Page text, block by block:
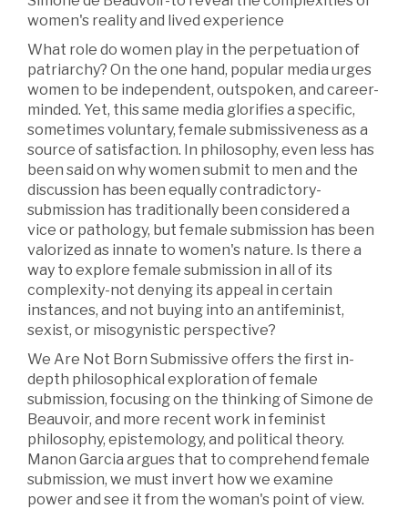
women's reality and lived experience
What role do women play in the perpetuation of
patriarchy? On the one hand, popular media urges
women to be independent, outspoken, and career-
minded. Yet, this same media glorifies a specific,
sometimes voluntary, female submissiveness as a
source of satisfaction. In philosophy, even less has
been said on why women submit to men and the
discussion has been equally contradictory-
submission has traditionally been considered a
vice or pathology, but female submission has been
valorized as innate to women's nature. Is there a
way to explore female submission in all of its
complexity-not denying its appeal in certain
instances, and not buying into an antifeminist,
sexist, or misogynistic perspective?
We Are Not Born Submissive offers the first in-
depth philosophical exploration of female
submission, focusing on the thinking of Simone de
Beauvoir, and more recent work in feminist
philosophy, epistemology, and political theory.
Manon Garcia argues that to comprehend female
submission, we must invert how we examine
power and see it from the woman's point of view.